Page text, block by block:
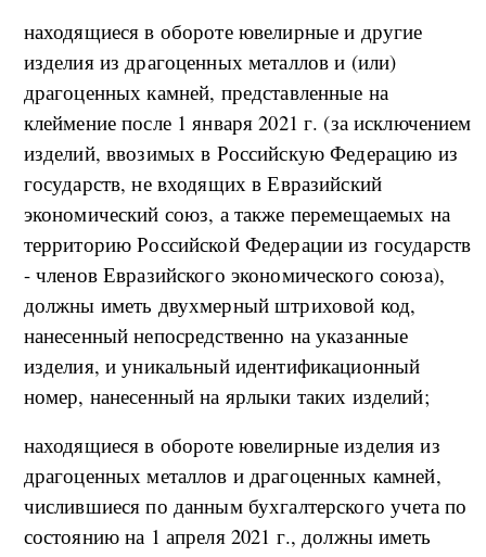
находящиеся в обороте ювелирные и другие
изделия из драгоценных металлов и (или)
драгоценных камней, представленные на
клеймение после 1 января 2021 г. (за исключением
изделий, ввозимых в Российскую Федерацию из
государств, не входящих в Евразийский
экономический союз, а также перемещаемых на
территорию Российской Федерации из государств
- членов Евразийского экономического союза),
должны иметь двухмерный штриховой код,
нанесенный непосредственно на указанные
изделия, и уникальный идентификационный
номер, нанесенный на ярлыки таких изделий;
находящиеся в обороте ювелирные изделия из
драгоценных металлов и драгоценных камней,
числившиеся по данным бухгалтерского учета по
состоянию на 1 апреля 2021 г., должны иметь